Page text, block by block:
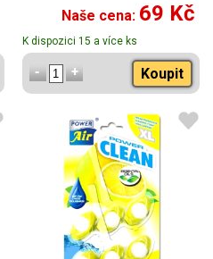
Naše cena: 69 Kč
K dispozici 15 a více ks
Koupit